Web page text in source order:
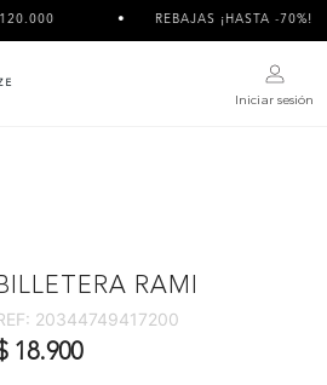
REBAJAS ¡HASTA -70%!
Iniciar sesión
RAMI
20344749417200
18.900